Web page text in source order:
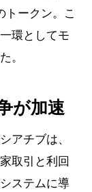
ークン。こ
環としてモ
。
が加速
アチブは、
取引と利回
ステムに導